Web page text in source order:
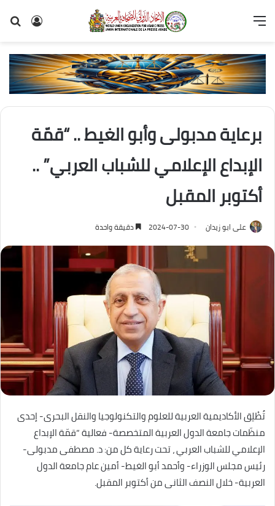
تسجيل
القائمة
برعاية مدبولى وأبو الغيط .. “قمّة
الإبداع الإعلامي للشباب العربي” ..
أكتوبر المقبل
على ابو زيدان 2024-07-30 دقيقة واحدة
تُطْلِق الأكاديمية العربية للعلوم والتكنولوجيا والنقل البحرى- إحدى
منظّمات جامعة الدول العربية المتخصصة- فعالية “قمّة الإبداع
الإعلامي للشباب العربي ، تحت رعاية كل من: د. مصطفى مدبولى-
رئيس مجلس الوزراء- وأحمد أبو الغيط- أمين عام جامعة الدول
العربية- خلال النصف الثانى من أكتوبر المقبل.